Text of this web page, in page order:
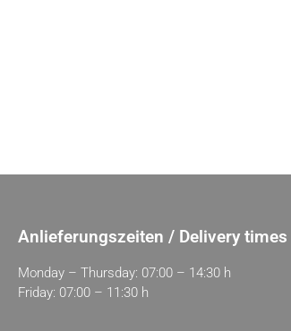
Anlieferungszeiten / Delivery times
Monday – Thursday: 07:00 – 14:30 h
Friday: 07:00 – 11:30 h